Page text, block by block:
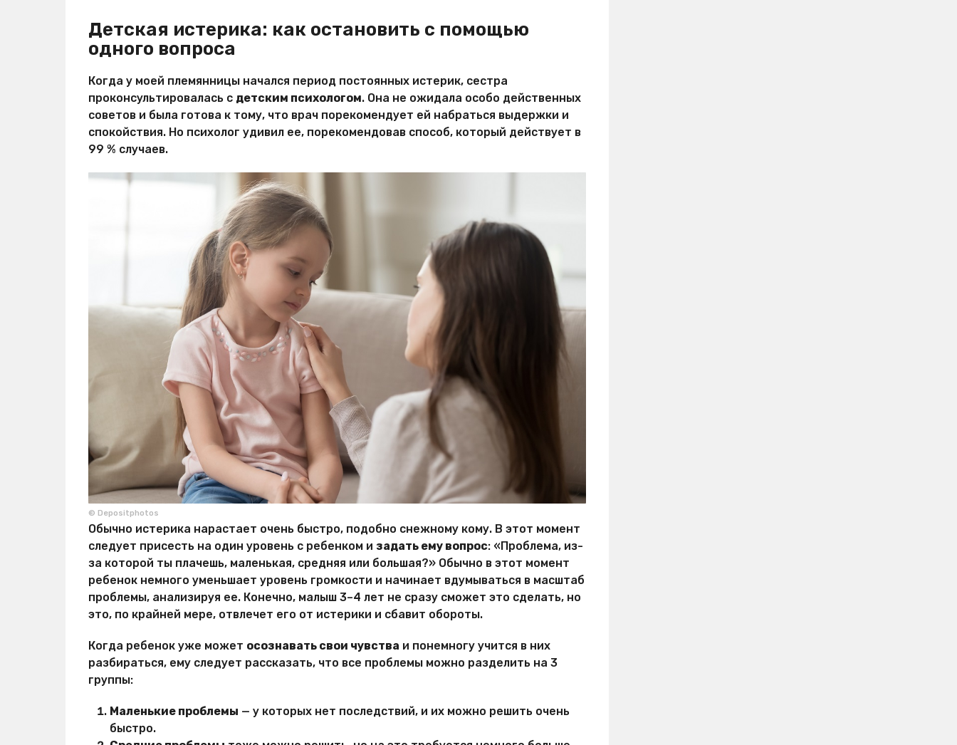
Детская истерика: как остановить с помощью
одного вопроса
Когда у моей племянницы начался период постоянных истерик, сестра
проконсультировалась с детским психологом. Она не ожидала особо действенных
советов и была готова к тому, что врач порекомендует ей набраться выдержки и
спокойствия. Но психолог удивил ее, порекомендовав способ, который действует в
99 % случаев.
© Depositphotos
Обычно истерика нарастает очень быстро, подобно снежному кому. В этот момент
следует присесть на один уровень с ребенком и задать ему вопрос: «Проблема, из-
за которой ты плачешь, маленькая, средняя или большая?» Обычно в этот момент
ребенок немного уменьшает уровень громкости и начинает вдумываться в масштаб
проблемы, анализируя ее. Конечно, малыш 3–4 лет не сразу сможет это сделать, но
это, по крайней мере, отвлечет его от истерики и сбавит обороты.
Когда ребенок уже может осознавать свои чувства и понемногу учится в них
разбираться, ему следует рассказать, что все проблемы можно разделить на 3
группы:
Маленькие проблемы — у которых нет последствий, и их можно решить очень
быстро.